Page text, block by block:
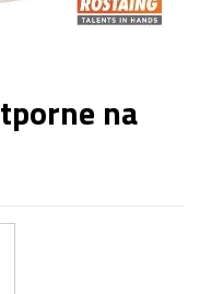
na